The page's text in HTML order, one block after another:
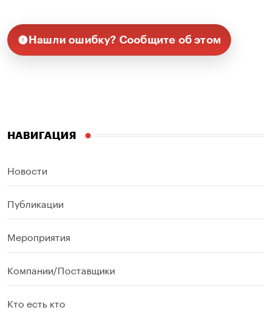
Нашли ошибку? Сообщите об этом
НАВИГАЦИЯ
Новости
Публикации
Мероприятия
Компании/Поставщики
Кто есть кто